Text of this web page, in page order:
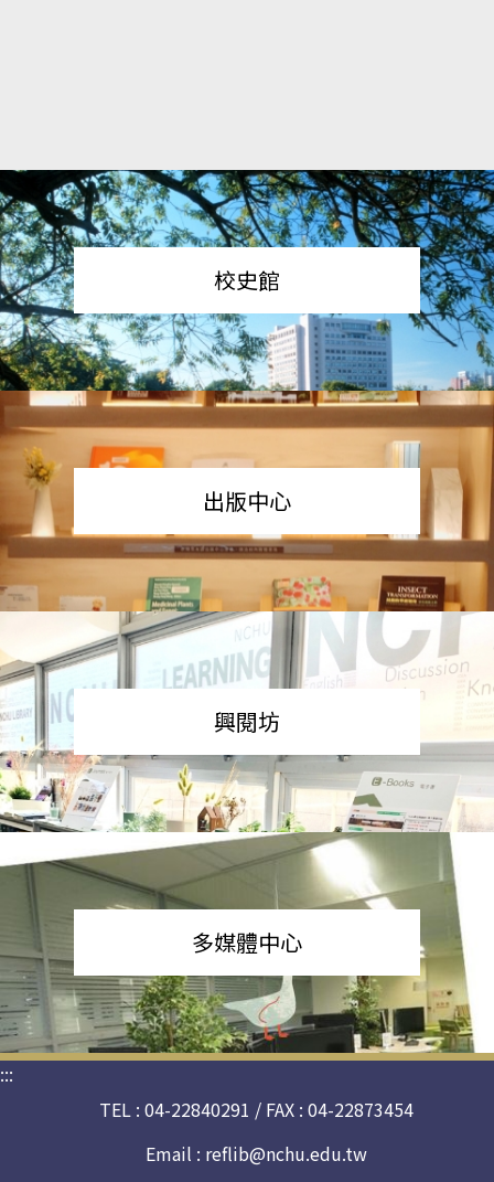
校史館
出版中心
興閱坊
多媒體中心
:::
TEL : 04-22840291 / FAX : 04-22873454
Email : reflib@nchu.edu.tw